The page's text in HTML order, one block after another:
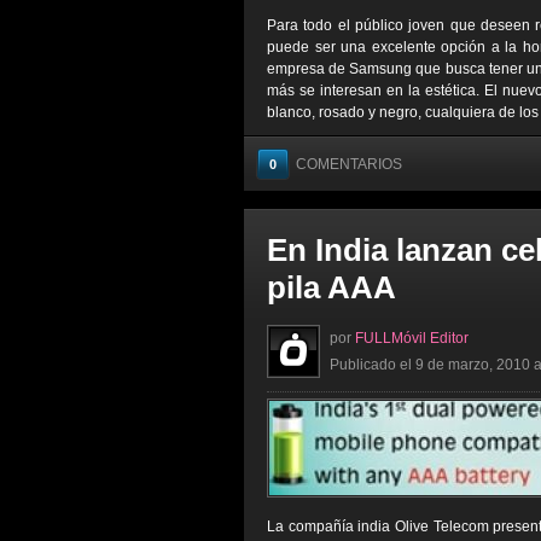
Para todo el público joven que deseen
puede ser una excelente opción a la
empresa de Samsung que busca tener
más se interesan en la estética. El
blanco, rosado y negro, cualquiera de
0 COMENTARIOS
En India lanzan
pila AAA
por FULLMóvil Editor
Publicado el 9 de marzo, 2010
La compañía india Olive Telecom